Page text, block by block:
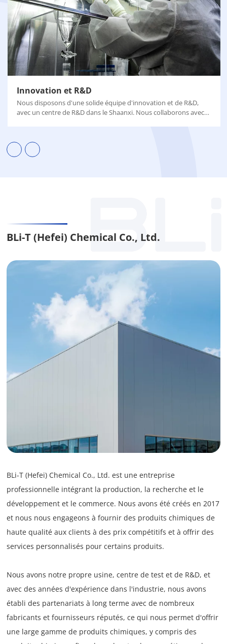
Innovation et R&D
Nous disposons d'une solide équipe d'innovation et de R&D,
avec un centre de R&D dans le Shaanxi. Nous collaborons avec
émissions de carbone.
BLi-T (Hefei) Chemical Co., Ltd.
BLi-T (Hefei) Chemical Co., Ltd. est une entreprise
professionnelle intégrant la production, la recherche et le
développement et le commerce. Nous avons été créés en 2017
et nous nous engageons à fournir des produits chimiques de
haute qualité aux clients à des prix compétitifs et à offrir des
services personnalisés pour certains produits.
Nous avons notre propre usine, centre de test et de R&D, et
avec des années d'expérience dans l'industrie, nous avons
établi des partenariats à long terme avec de nombreux
fabricants et fournisseurs réputés, ce qui nous permet d'offrir
une large gamme de produits chimiques, y compris des